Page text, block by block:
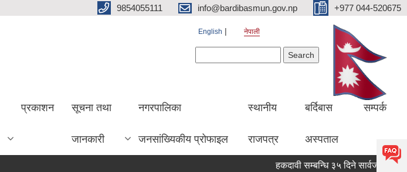
9854055111 info@bardibasmun.gov.np +977 044-520675
English नेपाली
प्रकाशन सूचना तथा
जानकारी
नगरपालिका
जनसांख्यिकीय प्रोफाइल
स्थानीय
राजपत्र
बर्दिबास
अस्पताल
सम्पर्क
हकदावी सम्बन्धि ३५ दिने सार्वजनिक सूचना